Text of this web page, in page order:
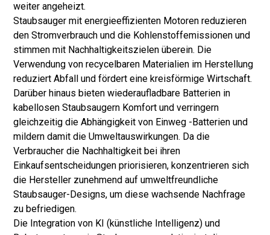
weiter angeheizt.
Staubsauger mit energieeffizienten Motoren reduzieren
den Stromverbrauch und die Kohlenstoffemissionen und
stimmen mit Nachhaltigkeitszielen überein. Die
Verwendung von recycelbaren Materialien im Herstellung
reduziert Abfall und fördert eine kreisförmige Wirtschaft.
Darüber hinaus bieten wiederaufladbare Batterien in
kabellosen Staubsaugern Komfort und verringern
gleichzeitig die Abhängigkeit von Einweg -Batterien und
mildern damit die Umweltauswirkungen. Da die
Verbraucher die Nachhaltigkeit bei ihren
Einkaufsentscheidungen priorisieren, konzentrieren sich
die Hersteller zunehmend auf umweltfreundliche
Staubsauger-Designs, um diese wachsende Nachfrage
zu befriedigen.
Die Integration von KI (künstliche Intelligenz) und